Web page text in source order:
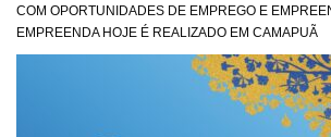
COM OPORTUNIDADES DE EMPREGO E
EMPREENDA HOJE É REALIZADO EM CAMAPUÃ